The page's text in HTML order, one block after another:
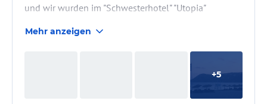
und wir wurden im "Schwesterhotel" "Utopia"
Mehr anzeigen
+5